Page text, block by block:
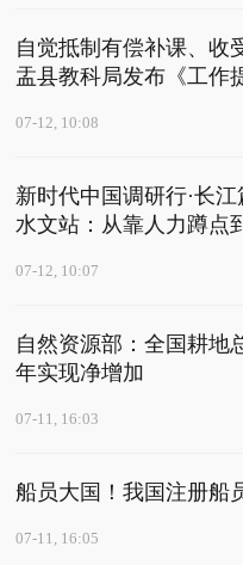
自觉抵制有偿补课、收
盂县教科局发布《工作
07-12, 10:08
新时代中国调研行·长
水文站：从靠人力蹲点
07-12, 10:07
自然资源部：全国耕地
年实现净增加
07-11, 16:03
船员大国！我国注册船
07-11, 16:05